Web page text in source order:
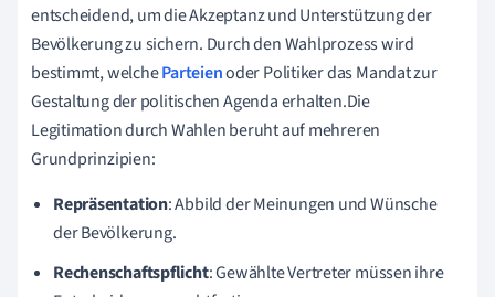
entscheidend, um die Akzeptanz und Unterstützung der
Bevölkerung zu sichern. Durch den Wahlprozess wird
bestimmt, welcheParteienoder Politiker das Mandat zur
Gestaltung der politischen Agenda erhalten.Die
Legitimation durch Wahlen beruht auf mehreren
Grundprinzipien:
Repräsentation: Abbild der Meinungen und Wünsche
der Bevölkerung.
Rechenschaftspflicht: Gewählte Vertreter müssen ihre